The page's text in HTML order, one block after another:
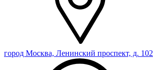
город Москва, Ленинский проспект, д. 102